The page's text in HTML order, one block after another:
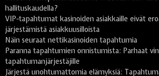
hallituskaudella?
VIP-tapahtumat kasinoiden asiakkaille eivät
järjestämistä asiakkuusilloista
Näin seuraat nettikasinoiden tapahtumia
Paranna tapahtumien onnistumista: Parhaat
tapahtumanjärjestäjille
Järjestä unohtumattomia elämyksiä: